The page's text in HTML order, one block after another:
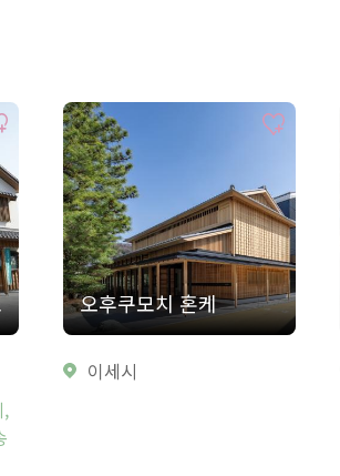
,
오후쿠모치 혼케
이세시